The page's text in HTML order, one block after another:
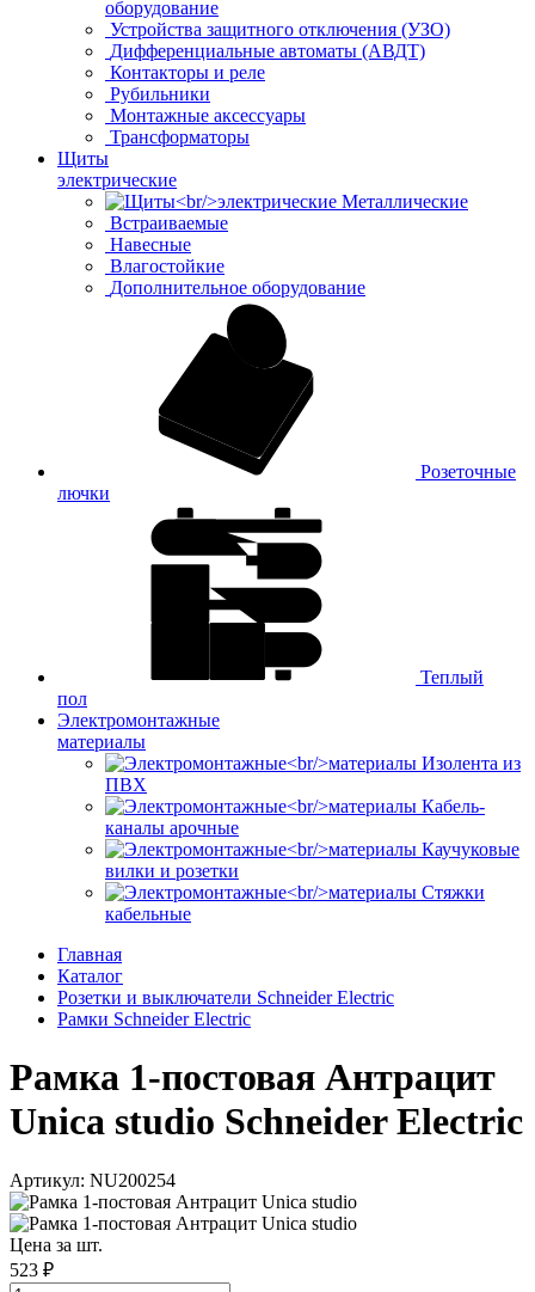
оборудование
Устройства защитного отключения (УЗО)
Дифференциальные автоматы (АВДТ)
Контакторы и реле
Рубильники
Монтажные аксессуары
Трансформаторы
Щиты
электрические
Металлические
Встраиваемые
Навесные
Влагостойкие
Дополнительное оборудование
Розеточные
лючки
Теплый
пол
Электромонтажные
материалы
Изолента из
ПВХ
Кабель-
каналы арочные
Каучуковые
вилки и розетки
Стяжки
кабельные
Главная
Каталог
Розетки и выключатели Schneider Electric
Рамки Schneider Electric
Рамка 1-постовая Антрацит
Unica studio Schneider Electric
Артикул: NU200254
Цена за шт.
523 ₽